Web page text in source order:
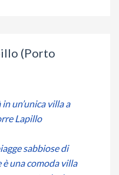
(Porto
un’unica villa a
Lapillo
sabbiose di
una comoda villa